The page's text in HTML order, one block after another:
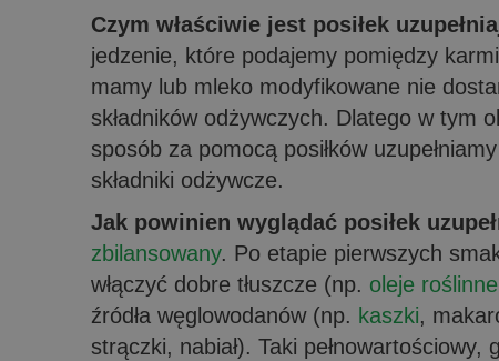
Czym właściwie jest posiłek
jedzenie, które podajemy pomiędzy
mamy lub mleko modyfikowane nie
składników odżywczych. Dlatego w tym
sposób za pomocą posiłków
składniki odżywcze.
Jak powinien wyglądać posiłek
zbilansowany. Po etapie pierwszych
włączyć dobre tłuszcze (np. oleje roślinne
źródła węglowodanów (np. kaszki,
strączki, nabiał). Taki